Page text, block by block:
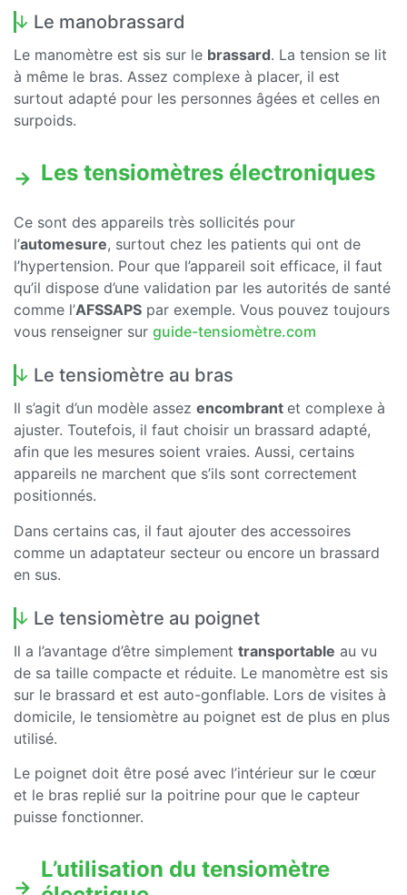
Le manobrassard
Le manomètre est sis sur le brassard. La tension se lit
à même le bras. Assez complexe à placer, il est
surtout adapté pour les personnes âgées et celles en
surpoids.
Les tensiomètres électroniques
Ce sont des appareils très sollicités pour
l’automesure, surtout chez les patients qui ont de
l’hypertension. Pour que l’appareil soit efficace, il faut
qu’il dispose d’une validation par les autorités de santé
comme l’AFSSAPS par exemple. Vous pouvez toujours
vous renseigner sur guide-tensiomètre.com
Le tensiomètre au bras
Il s’agit d’un modèle assez encombrant et complexe à
ajuster. Toutefois, il faut choisir un brassard adapté,
afin que les mesures soient vraies. Aussi, certains
appareils ne marchent que s’ils sont correctement
positionnés.
Dans certains cas, il faut ajouter des accessoires
comme un adaptateur secteur ou encore un brassard
en sus.
Le tensiomètre au poignet
Il a l’avantage d’être simplement transportable au vu
de sa taille compacte et réduite. Le manomètre est sis
sur le brassard et est auto-gonflable. Lors de visites à
domicile, le tensiomètre au poignet est de plus en plus
utilisé.
Le poignet doit être posé avec l’intérieur sur le cœur
et le bras replié sur la poitrine pour que le capteur
puisse fonctionner.
L’utilisation du tensiomètre